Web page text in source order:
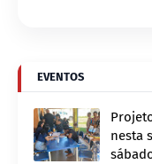
EVENTOS
nesta